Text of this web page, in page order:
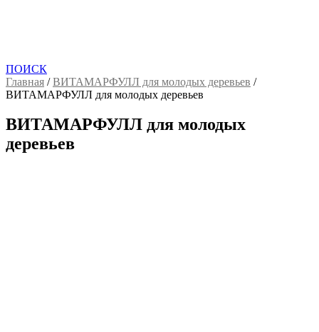
ПОИСК
Главная /ВИТАМАРФУЛЛ для молодых деревьев /
ВИТАМАРФУЛЛ для молодых деревьев
ВИТАМАРФУЛЛ для молодых
деревьев